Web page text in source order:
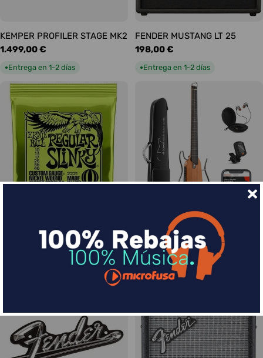
KEMPER PROFILER STAGE MK2
Precio
habitual
1.499,00 €
●Entrega en 1-2 días
FENDER MUSTANG LT 25
Precio
habitual
198,00 €
●Entrega en 1-2 días
Slinky Regular 10-46
DONNER HUSH-I Silent Guitar
Caoba
Precio
habitual
339,00 €
Entrega en 1-2 días